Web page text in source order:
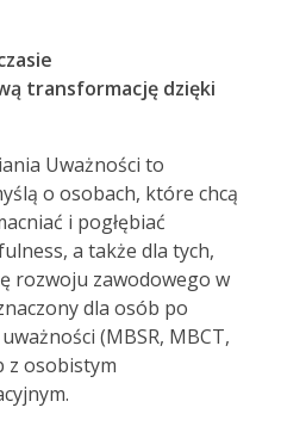
transformację dzięki
Uważności to
o osobach, które chcą
i pogłębiać
a także dla tych,
rozwoju zawodowego w
dla osób po
(MBSR, MBCT,
z osobistym